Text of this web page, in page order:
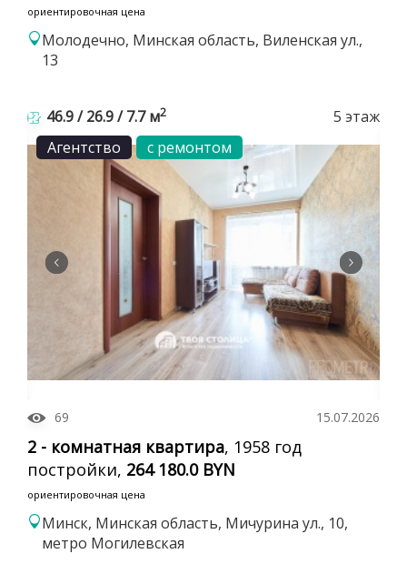
ориентировочная цена
Молодечно, Минская область, Виленская ул.,
13
46.9 / 26.9 / 7.7 м2
5 этаж
Агентство
с ремонтом
69 15.07.2026
2 - комнатная квартира, 1958 год
постройки, 264 180.0 BYN
ориентировочная цена
Минск, Минская область, Мичурина ул., 10,
метро Могилевская